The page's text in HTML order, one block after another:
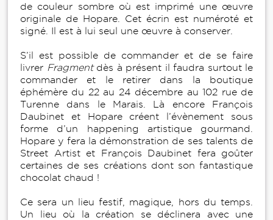
de couleur sombre où est imprimé une œuvre
originale de Hopare. Cet écrin est numéroté et
signé. Il est à lui seul une œuvre à conserver.
S’il est possible de commander et de se faire
livrer Fragment dès à présent il faudra surtout le
commander et le retirer dans la boutique
éphémère du 22 au 24 décembre au 102 rue de
Turenne dans le Marais. Là encore François
Daubinet et Hopare créent l’évènement sous
forme d’un happening artistique gourmand.
Hopare y fera la démonstration de ses talents de
Street Artist et François Daubinet fera goûter
certaines de ses créations dont son fantastique
chocolat chaud !
Ce sera un lieu festif, magique, hors du temps.
Un lieu où la création se déclinera avec une